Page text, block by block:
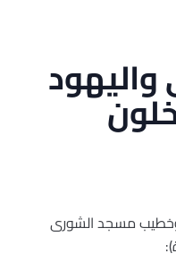
واليهود
مسجد الشورى